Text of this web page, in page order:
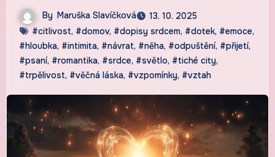
By Maruška Slavíčková
13. 10. 2025
#citlivost, #domov, #dopisy srdcem, #dotek, #emoce,
#hloubka, #intimita, #návrat, #něha, #odpuštění, #přijetí,
#psaní, #romantika, #srdce, #světlo, #tiché city,
#trpělivost, #věčná láska, #vzpomínky, #vztah